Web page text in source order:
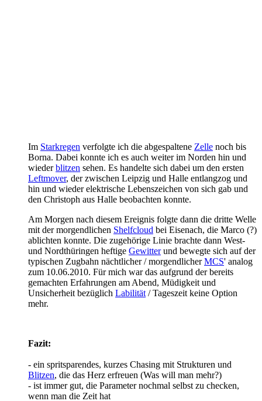
Im Starkregen verfolgte ich die abgespaltene Zelle noch bis
Borna. Dabei konnte ich es auch weiter im Norden hin und
wiederblitzen sehen. Es handelte sich dabei um den ersten
Leftmover, der zwischen Leipzig und Halle entlangzog und
hin und wieder elektrische Lebenszeichen von sich gab und
den Christoph aus Halle beobachten konnte.
Am Morgen nach diesem Ereignis folgte dann die dritte Welle
mit der morgendlichen Shelfcloud bei Eisenach, die Marco (?)
ablichten konnte. Die zugehörige Linie brachte dann West-
und Nordthüringen heftige Gewitterund bewegte sich auf der
typischen Zugbahn nächtlicher / morgendlicherMCS' analog
zum 10.06.2010. Für mich war das aufgrund der bereits
gemachten Erfahrungen am Abend, Müdigkeit und
Unsicherheit bezüglich Labilität / Tageszeit keine Option
mehr.
Fazit:
- ein spritsparendes, kurzes Chasing mit Strukturen und
Blitzen, die das Herz erfreuen (Was will man mehr?)
- ist immer gut, die Parameter nochmal selbst zu checken,
wenn man die Zeit hat